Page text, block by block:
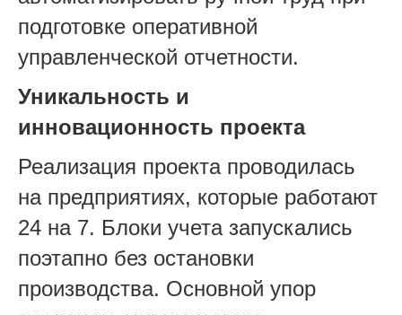
подготовке оперативной
управленческой отчетности.
Уникальность и
инновационность проекта
Реализация проекта проводилась
на предприятиях, которые работают
24 на 7. Блоки учета запускались
поэтапно без остановки
производства. Основной упор